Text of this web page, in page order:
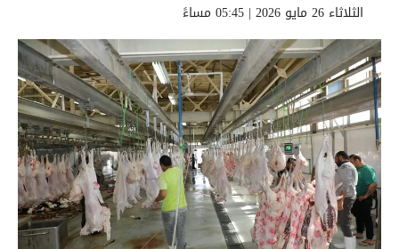
الثلاثاء 26 مايو 2026 | 05:45 مساءً